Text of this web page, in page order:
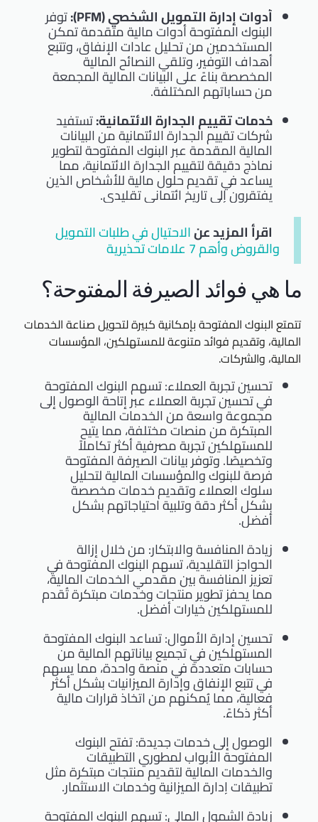
أدوات إدارة التمويل الشخصي (PFM):
توفر
البنوك المفتوحة أدوات مالية متقدمة تمكن
المستخدمين من تحليل عادات الإنفاق، وتتبع
أهداف التوفير، وتلقي النصائح المالية
المخصصة بناءً على البيانات المالية المجمعة
من حساباتهم المختلفة.
خدمات تقييم الجدارة الائتمانية:تستفيد
شركات تقييم الجدارة الائتمانية من البيانات
المالية المقدمة عبر البنوك المفتوحة لتطوير
نماذج دقيقة لتقييم الجدارة الائتمانية، مما
يساعد في تقديم حلول مالية للأشخاص الذين
يفتقرون إلى تاريخ ائتماني تقليدي.
اقرأ المزيد عنالاحتيال في طلبات التمويل
والقروض وأهم 7 علامات تحذيرية
ما هي فوائد الصيرفة المفتوحة؟
تتمتع البنوك المفتوحة بإمكانية كبيرة لتحويل صناعة الخدمات
المالية، وتقديم فوائد متنوعة للمستهلكين، المؤسسات
المالية، والشركات.
تحسين تجربة العملاء: تسهم البنوك المفتوحة
في تحسين تجربة العملاء عبر إتاحة الوصول إلى
مجموعة واسعة من الخدمات المالية
المبتكرة من منصات مختلفة، مما يتيح
للمستهلكين تجربة مصرفية أكثر تكاملاً
وتخصيصًا. وتوفر بيانات الصيرفة المفتوحة
فرصة للبنوك والمؤسسات المالية لتحليل
سلوك العملاء وتقديم خدمات مخصصة
بشكل أكثر دقة وتلبية احتياجاتهم بشكل
أفضل.
زيادة المنافسة والابتكار: من خلال إزالة
الحواجز التقليدية، تسهم البنوك المفتوحة في
تعزيز المنافسة بين مقدمي الخدمات المالية،
مما يحفز تطوير منتجات وخدمات مبتكرة تُقدم
للمستهلكين خيارات أفضل.
تحسين إدارة الأموال: تساعد البنوك المفتوحة
المستهلكين في تجميع بياناتهم المالية من
حسابات متعددة في منصة واحدة، مما يسهم
في تتبع الإنفاق وإدارة الميزانيات بشكل أكثر
فعالية، مما يُمكنهم من اتخاذ قرارات مالية
أكثر ذكاءً.
الوصول إلى خدمات جديدة: تفتح البنوك
المفتوحة الأبواب لمطوري التطبيقات
والخدمات المالية لتقديم منتجات مبتكرة مثل
تطبيقات إدارة الميزانية وخدمات الاستثمار.
زيادة الشمول المالي: تسهم البنوك المفتوحة